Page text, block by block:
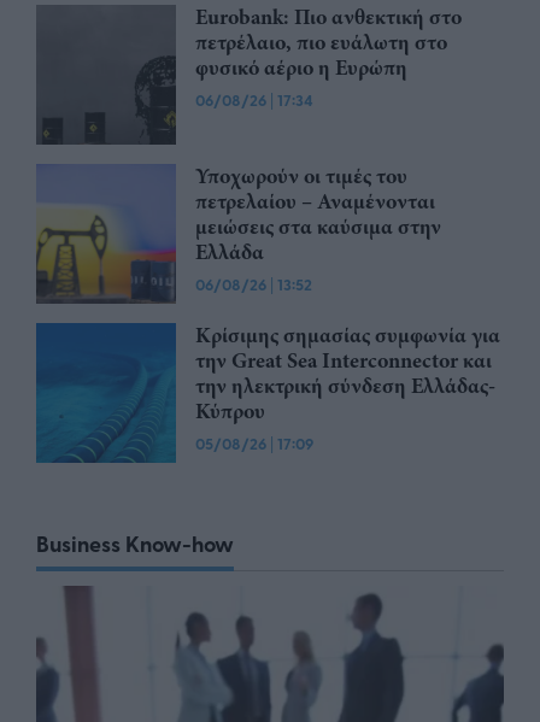
Eurobank: Πιο ανθεκτική στο
πετρέλαιο, πιο ευάλωτη στο
φυσικό αέριο η Ευρώπη
06/08/26 | 17:34
Υποχωρούν οι τιμές του
πετρελαίου – Αναμένονται
μειώσεις στα καύσιμα στην
Ελλάδα
06/08/26 | 13:52
Κρίσιμης σημασίας συμφωνία για
την Great Sea Interconnector και
την ηλεκτρική σύνδεση Ελλάδας-
Κύπρου
05/08/26 | 17:09
Business Know-how